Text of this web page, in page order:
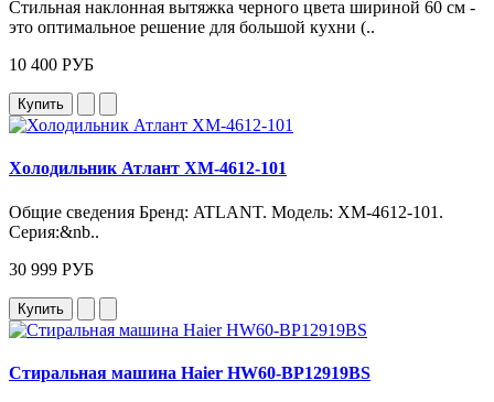
Стильная наклонная вытяжка черного цвета шириной 60 см -
это оптимальное решение для большой кухни (..
10 400 РУБ
Купить
Холодильник Атлант ХМ-4612-101
Общие сведения Бренд: ATLANT. Модель: ХМ‑4612‑101.
Серия:&nb..
30 999 РУБ
Купить
Стиральная машина Haier HW60-BP12919BS